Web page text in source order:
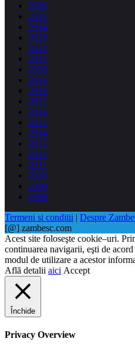
2026
2025
2024
2023
2022
2021
2020
2019
2018
2017
2016
2015
2014
2013
2012
2011
2010
2009
2008
Termeni si conditii | Despre
[@] zambesc.com
Acest site foloseşte cookie–uri.
continuarea navigarii, eşti de acord
modul de utilizare a acestor
Află detalii aici Accept
Închide
Privacy Overview